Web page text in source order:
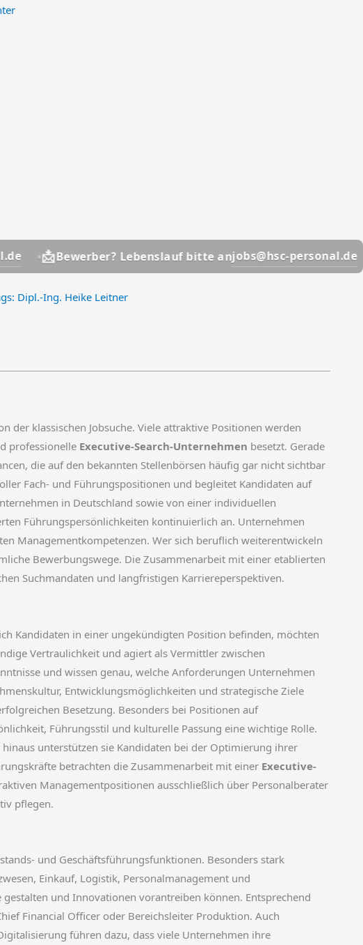
Bewerber? Lebenslauf bitte anjobs@hsc-personal.de 📩
Dipl.-Ing. Heike Leitner
der klassischen Jobsuche. Viele attraktive Positionen werden
professionelle Executive-Search-Unternehmen besetzt. Gerade
die auf den bekannten Stellenbörsen häufig gar nicht sichtbar
Fach- und Führungspositionen und begleitet Kandidaten auf
in Deutschland sowie von einer individuellen
Führungspersönlichkeiten kontinuierlich an. Unternehmen
Managementkompetenzen. Wer sich beruflich weiterentwickeln
Bewerbungswege. Die Zusammenarbeit mit einer etablierten
Suchmandaten und langfristigen Karriereperspektiven.
Kandidaten in einer ungekündigten Position befinden, möchten
Vertraulichkeit und agiert als Vermittler zwischen
und wissen genau, welche Anforderungen Unternehmen
Entwicklungsmöglichkeiten und strategische Ziele
Besetzung. Besonders bei Positionen auf
Führungsstil und kulturelle Passung eine wichtige Rolle.
unterstützen sie Kandidaten bei der Optimierung ihrer
betrachten die Zusammenarbeit mit einer Executive-
Managementpositionen ausschließlich über Personalberater
pflegen.
und Geschäftsführungsfunktionen. Besonders stark
Einkauf, Logistik, Personalmanagement und
und Innovationen vorantreiben können. Entsprechend
Financial Officer oder Bereichsleiter Produktion. Auch
führen dazu, dass viele Unternehmen ihre